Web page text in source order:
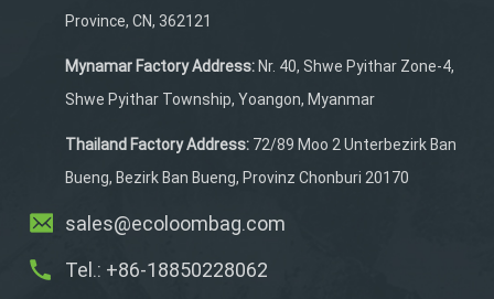
verstärkten Nylonfaden
schönes Geschenkfür
Haustiere und
Hause bleiben oder auf
Reisen sind.
Province, CN, 362121
Mynamar Factory Address:Nr. 40, Shwe Pyithar Zone-4,
Shwe Pyithar Township, Yoangon, Myanmar
Thailand Factory Address:72/89 Moo 2 Unterbezirk Ban
Bueng, Bezirk Ban Bueng, Provinz Chonburi 20170
sales@ecoloombag.com
Tel.: +86-18850228062